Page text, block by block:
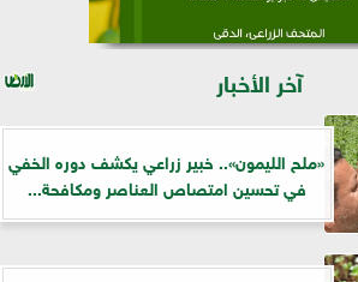
آخر الأخبار
«ملح الليمون».. خبير زراعي يكشف دوره الخفي
في تحسين امتصاص العناصر ومكافحة...